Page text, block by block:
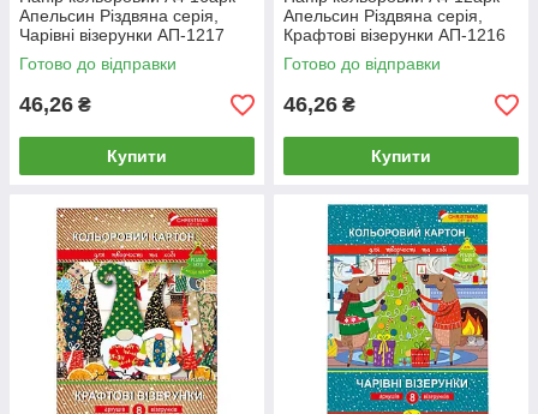
Апельсин Різдвяна серія,
Чарівні візерунки АП-1217
Готово до відправки
46,26 ₴
Купити
Апельсин Різдвяна серія,
Крафтові візерунки АП-1216
Готово до відправки
46,26 ₴
Купити